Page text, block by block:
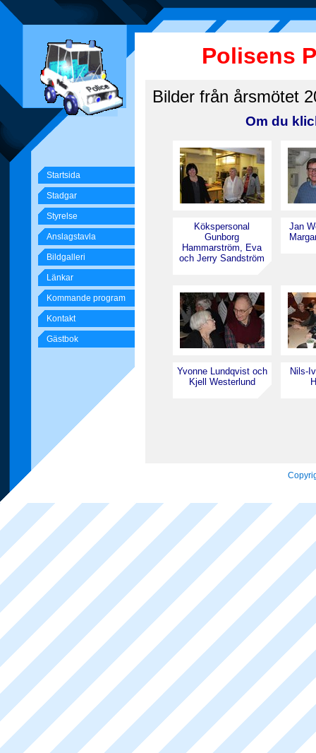
Startsida
Stadgar
Styrelse
Anslagstavla
Bildgalleri
Länkar
Kommande program
Kontakt
Gästbok
Polisens
Bilder från årsmötet
Om du
Kökspersonal
Gunborg
Hammarström, Eva
och Jerry Sandström
Jan
Yvonne Lundqvist och
Kjell Westerlund
Nils-